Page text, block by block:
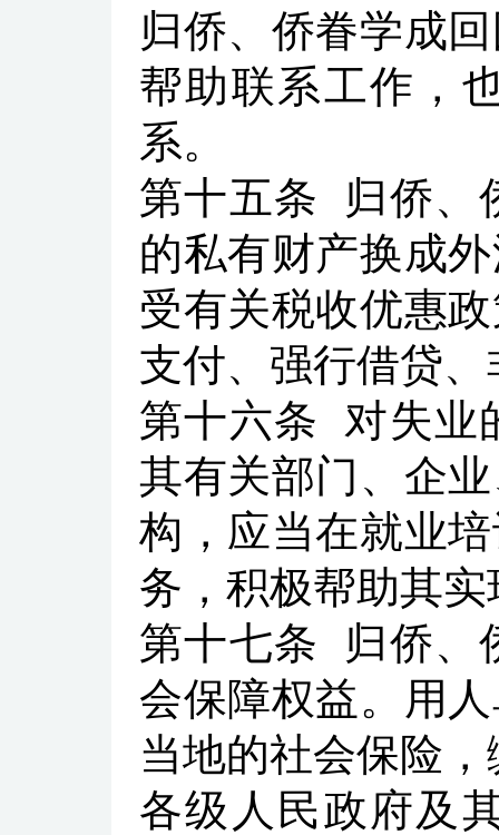
归侨、侨眷学成
帮助联系工作，
系。
第十五条
归侨、
的私有财产换成
受有关税收优惠
支付、强行借贷
第十六条
对失业
其有关部门、企
构，应当在就业
务，积极帮助其
第十七条
归侨、
会保障权益。用
当地的社会保险
各级人民政府及